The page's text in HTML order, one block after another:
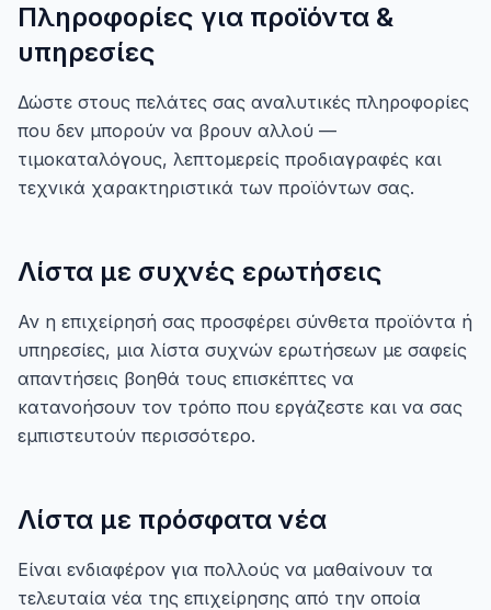
Πληροφορίες για προϊόντα &
υπηρεσίες
Δώστε στους πελάτες σας αναλυτικές πληροφορίες
που δεν μπορούν να βρουν αλλού —
τιμοκαταλόγους, λεπτομερείς προδιαγραφές και
τεχνικά χαρακτηριστικά των προϊόντων σας.
Λίστα με συχνές ερωτήσεις
Αν η επιχείρησή σας προσφέρει σύνθετα προϊόντα ή
υπηρεσίες, μια λίστα συχνών ερωτήσεων με σαφείς
απαντήσεις βοηθά τους επισκέπτες να
κατανοήσουν τον τρόπο που εργάζεστε και να σας
εμπιστευτούν περισσότερο.
Λίστα με πρόσφατα νέα
Είναι ενδιαφέρον για πολλούς να μαθαίνουν τα
τελευταία νέα της επιχείρησης από την οποία